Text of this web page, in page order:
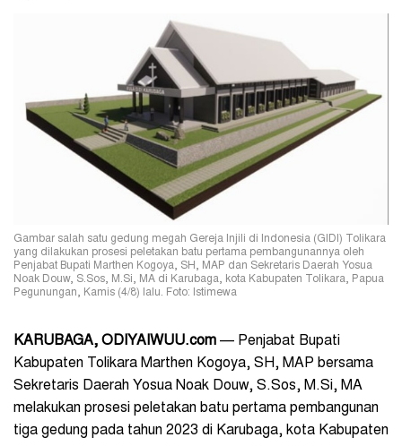
Gambar salah satu gedung megah Gereja Injili di Indonesia (GIDI) Tolikara
yang dilakukan prosesi peletakan batu pertama pembangunannya oleh
Penjabat Bupati Marthen Kogoya, SH, MAP dan Sekretaris Daerah Yosua
Noak Douw, S.Sos, M.Si, MA di Karubaga, kota Kabupaten Tolikara, Papua
Pegunungan, Kamis (4/8) lalu. Foto: Istimewa
KARUBAGA, ODIYAIWUU.com — Penjabat Bupati
Kabupaten Tolikara Marthen Kogoya, SH, MAP bersama
Sekretaris Daerah Yosua Noak Douw, S.Sos, M.Si, MA
melakukan prosesi peletakan batu pertama pembangunan
tiga gedung pada tahun 2023 di Karubaga, kota Kabupaten